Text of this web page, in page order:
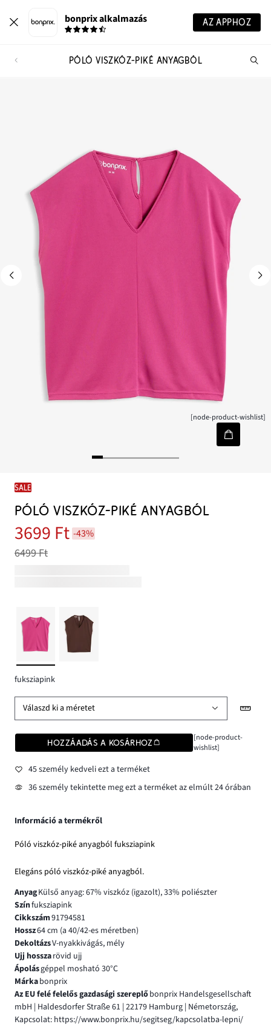
bonprix alkalmazás AZ APPHOZ
PÓLÓ VISZKÓZ-PIKÉ ANYAGBÓL
[node-product-wishlist]
SALE
PÓLÓ VISZKÓZ-PIKÉ ANYAGBÓL
3699 Ft -43%
6499 Ft
fuksziapink
Válaszd ki a méretet
HOZZÁADÁS A KOSÁRHOZ
[node-product-
wishlist]
45 személy kedveli ezt a terméket
36 személy tekintette meg ezt a terméket az elmúlt 24 órában
Információ a termékről
Póló viszkóz-piké anyagból fuksziapink
Elegáns póló viszkóz-piké anyagból.
AnyagKülső anyag: 67% viszkóz (igazolt), 33% poliészter
Színfuksziapink
Cikkszám91794581
Hossz64 cm (a 40/42-es méretben)
DekoltázsV-nyakkivágás, mély
Ujj hosszarövid ujj
Ápolásgéppel mosható 30°C
Márkabonprix
Az EU felé felelős gazdasági szereplőbonprix Handelsgesellschaft
mbH | Haldesdorfer Straße 61 | 22179 Hamburg | Németország,
Kapcsolat: https://www.bonprix.hu/segitseg/kapcsolatba-lepni/